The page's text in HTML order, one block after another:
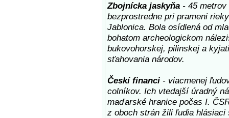
Zbojnícka jaskyňa - 45
bezprostredne pri prameni
Jablonica. Bola osídlená od
bohatom archeologickom
bukovohorskej, pilinskej a
sťahovania národov.
Českí financi - viacmenej
colníkov. Ich vtedajší úradný
maďarské hranice počas I.
z oboch strán žili ľudia hlásiaci